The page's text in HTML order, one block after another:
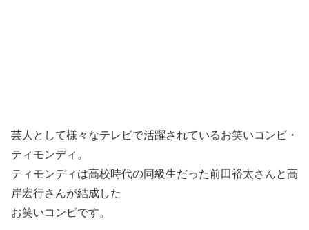
芸人として様々なテレビで活躍されているお笑いコンビ・
ティモンディ。
ティモンディは高校時代の同級生だった前田裕太さんと高
岸宏行さんが結成した
お笑いコンビです。